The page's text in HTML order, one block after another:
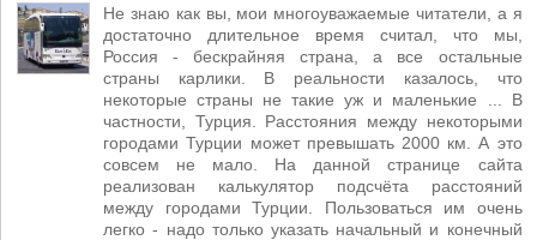
Не знаю как вы, мои многоуважаемые читатели, а я
достаточно длительное время считал, что мы,
Россия - бескрайняя страна, а все остальные
страны карлики. В реальности казалось, что
некоторые страны не такие уж и маленькие ... В
частности, Турция. Расстояния между некоторыми
городами Турции может превышать 2000 км. А это
совсем не мало. На данной странице сайта
реализован калькулятор подсчёта расстояний
между городами Турции. Пользоваться им очень
легко - надо только указать начальный и конечный